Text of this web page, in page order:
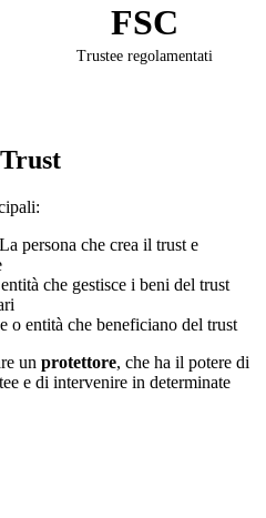
FSC
Trustee regolamentati
persona che crea il trust e
che gestisce i beni del trust
o entità che beneficiano del trust
un protettore, che ha il potere di
e di intervenire in determinate